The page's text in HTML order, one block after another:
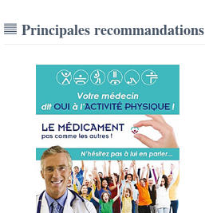
Principales recommandations